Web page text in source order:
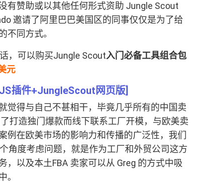
有赞助或以其他任何形式资助 Jungle Scout
邀请了阿里巴巴美国区的同事仅仅是为了给
不同方式。
，可以购买Jungle Scout入门必备工具组合包
元
JS插件+JungleScout网页版]
觉得与自己不甚相干，毕竟几乎所有的中国卖
打造独门爆款而线下联系工厂开模，与欧美卖
例在欧美市场的影响力和传播的广泛性，我们
角度考虑问题，就是作为工厂和外贸公司这方
，以及本土FBA 卖家可以从 Greg 的方式中吸
。